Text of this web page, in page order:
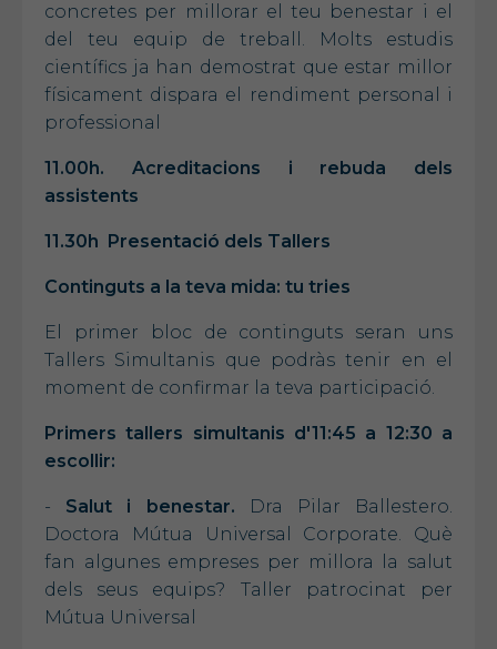
concretes per millorar el teu benestar i el
del teu equip de treball. Molts estudis
científics ja han demostrat que estar millor
físicament dispara el rendiment personal i
professional
11.00h. Acreditacions i rebuda dels
assistents
11.30h Presentació dels Tallers
Continguts a la teva mida: tu tries
El primer bloc de continguts seran uns
Tallers Simultanis que podràs tenir en el
moment de confirmar la teva participació.
Primers tallers simultanis d'11:45 a 12:30 a
escollir:
- Salut i benestar. Dra Pilar Ballestero.
Doctora Mútua Universal Corporate. Què
fan algunes empreses per millora la salut
dels seus equips?
Taller patrocinat per
Mútua Universal